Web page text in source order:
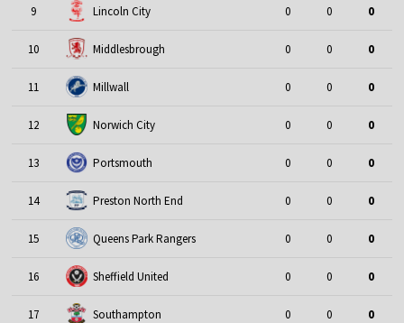
9 Lincoln City 0 0 0
10 Middlesbrough 0 0 0
11 Millwall 0 0 0
12 Norwich City 0 0 0
13 Portsmouth 0 0 0
14 Preston North End 0 0 0
15 Queens Park Rangers 0 0 0
16 Sheffield United 0 0 0
17 Southampton 0 0 0